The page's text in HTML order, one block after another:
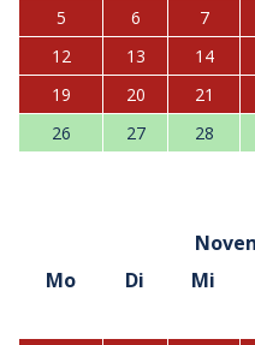
5
6 7
12
13 14
19
20 21
26
27 28
Mo
Di Mi